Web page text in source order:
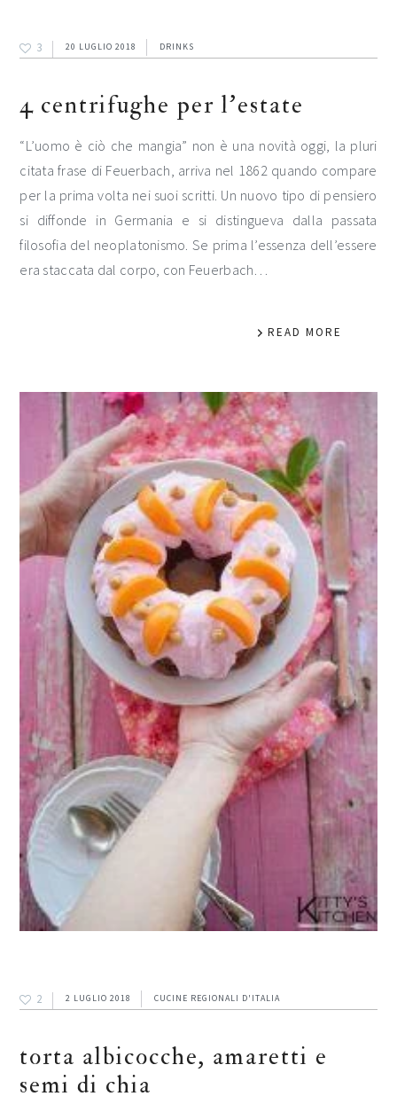
3 20 LUGLIO 2018 DRINKS
4 centrifughe per l’estate
“L’uomo è ciò che mangia” non è una novità oggi, la pluri
citata frase di Feuerbach, arriva nel 1862 quando compare
per la prima volta nei suoi scritti. Un nuovo tipo di pensiero
si diffonde in Germania e si distingueva dalla passata
filosofia del neoplatonismo. Se prima l’essenza dell’essere
era staccata dal corpo, con Feuerbach…
READ MORE
2 2 LUGLIO 2018 CUCINE REGIONALI D'ITALIA
torta albicocche, amaretti e
semi di chia